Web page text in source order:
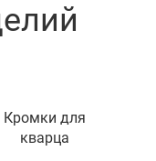
Кромки для
кварца